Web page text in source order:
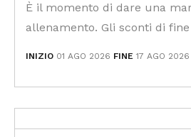
È il momento di dare una
allenamento. Gli sconti di
INIZIO 01 AGO 2026 FINE 17 AGO 2026